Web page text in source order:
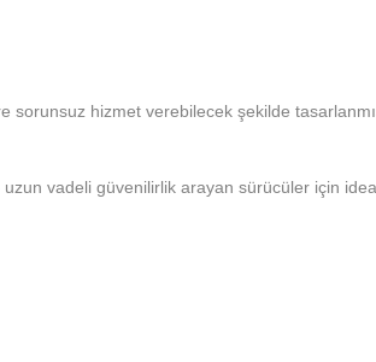
hizmet verebilecek şekilde
vadeli güvenilirlik arayan sürücüler için